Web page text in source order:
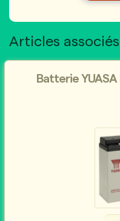
Articles associés
Batterie YUASA